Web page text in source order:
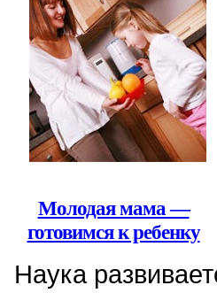
Молодая мама —
готовимся к ребенку
Наука